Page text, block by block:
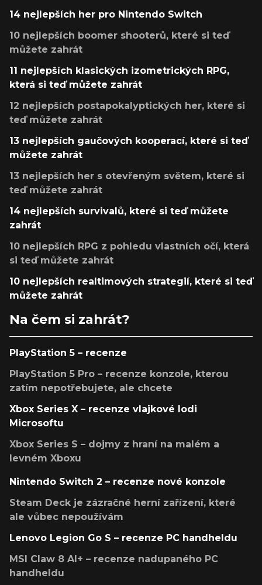
14 nejlepších her pro Nintendo Switch
10 nejlepších boomer shooterů, které si teď
můžete zahrát
11 nejlepších klasických izometrických RPG,
která si teď můžete zahrát
12 nejlepších postapokalyptických her, které si
teď můžete zahrát
13 nejlepších gaučových kooperací, které si teď
můžete zahrát
13 nejlepších her s otevřeným světem, které si
teď můžete zahrát
14 nejlepších survivalů, které si teď můžete
zahrát
10 nejlepších RPG z pohledu vlastních očí, která
si teď můžete zahrát
10 nejlepších realtimových strategií, které si teď
můžete zahrát
Na čem si zahrát?
PlayStation 5 – recenze
PlayStation 5 Pro – recenze konzole, kterou
zatím nepotřebujete, ale chcete
Xbox Series X – recenze vlajkové lodi
Microsoftu
Xbox Series S – dojmy z hraní na malém a
levném Xboxu
Nintendo Switch 2 – recenze nové konzole
Steam Deck je zázračné herní zařízení, které
ale vůbec nepoužívám
Lenovo Legion Go S – recenze PC handheldu
MSI Claw 8 AI+ – recenze nadupaného PC
handheldu